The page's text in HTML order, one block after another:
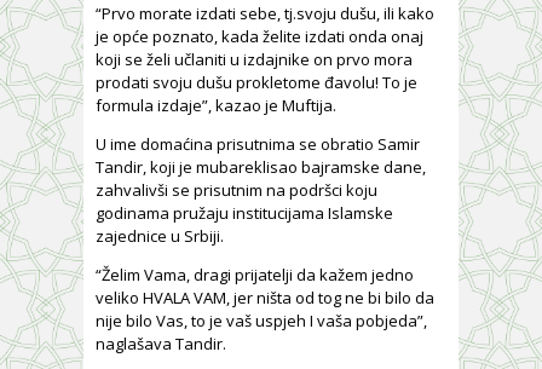
“Prvo morate izdati sebe, tj.svoju dušu, ili kako
je opće poznato, kada želite izdati onda onaj
koji se želi učlaniti u izdajnike on prvo mora
prodati svoju dušu prokletome đavolu! To je
formula izdaje”, kazao je Muftija.
U ime domaćina prisutnima se obratio Samir
Tandir, koji je mubareklisao bajramske dane,
zahvalivši se prisutnim na podršci koju
godinama pružaju institucijama Islamske
zajednice u Srbiji.
“Želim Vama, dragi prijatelji da kažem jedno
veliko HVALA VAM, jer ništa od tog ne bi bilo da
nije bilo Vas, to je vaš uspjeh I vaša pobjeda”,
naglašava Tandir.